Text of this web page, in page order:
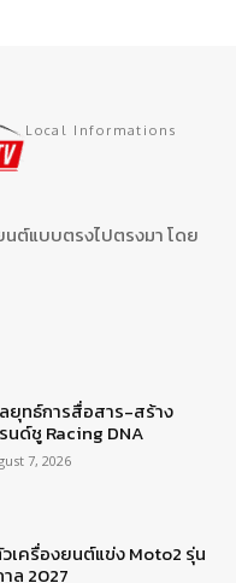
Local Informations
นต์แบบตรงไปตรงมา โดย
ยุทธ์การสื่อสาร-สร้าง
นด์ชู Racing DNA
7, 2026
เครื่องยนต์แข่ง Moto2 รุ่น
ล 2027